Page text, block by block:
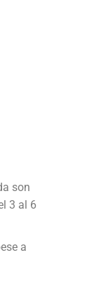
son
3 al 6
a